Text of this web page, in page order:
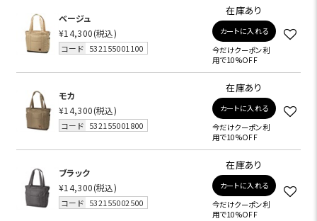
ベージュ
¥14,300(税込)
コード 532155001100
在庫あり
カートに入れる
今だけクーポン利
用で10%OFF
モカ
¥14,300(税込)
コード 532155001800
在庫あり
カートに入れる
今だけクーポン利
用で10%OFF
ブラック
¥14,300(税込)
コード 532155002500
在庫あり
カートに入れる
今だけクーポン利
用で10%OFF